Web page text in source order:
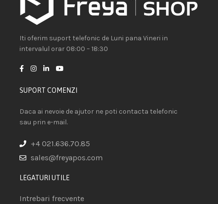
Iti oferim suport telefonic de Luni pana Vineri in
intervalul orar 08:00 – 18:30
SUPORT COMENZI
Daca ai nevoie de ajutor ne poti contacta telefonic
sau prin e-mail.
+4 021.636.70.85
sales@freyapos.com
LEGATURI UTILE
Intrebari frecvente